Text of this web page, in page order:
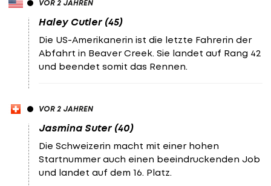
VOR 2 JAHREN
Haley Cutler (45)
Die US-Amerikanerin ist die letzte Fahrerin der
Abfahrt in Beaver Creek. Sie landet auf Rang 42
und beendet somit das Rennen.
VOR 2 JAHREN
Jasmina Suter (40)
Die Schweizerin macht mit einer hohen
Startnummer auch einen beeindruckenden Job
und landet auf dem 16. Platz.